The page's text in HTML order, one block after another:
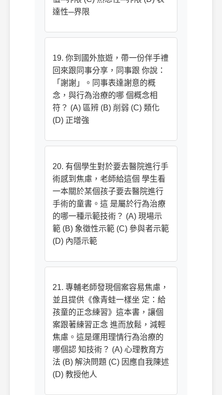
達性─界限
19. 你到國外旅遊，帶一份伴手禮
回來跟同事分享，同事跟 你說：
「謝謝」。同事表達謝意的概
念，與行為治療的哪 個概念相
符？ (A) 區辨 (B) 削弱 (C) 類化
(D) 正增強
20. 有個學生對於要去醫院進行手
術感到焦慮，老師給這個 學生看
一本關於某個孩子要去醫院進行
手術的童書。這 是屬於行為治療
的哪一種示範技術？ (A) 現場示
範 (B) 象徵性示範 (C) 參與者示範
(D) 內隱示範
21. 專輔老師發現個案容易焦慮，
並且提供《像青蛙一樣坐 定：給
孩童的正念練習》這本書，讓個
案跟著練習正念 進而放鬆，減輕
焦慮。這是運用理情行為治療的
哪個認 知技術？ (A) 心理教育方
法 (B) 解決問題 (C) 因應自我陳述
(D) 教授他人